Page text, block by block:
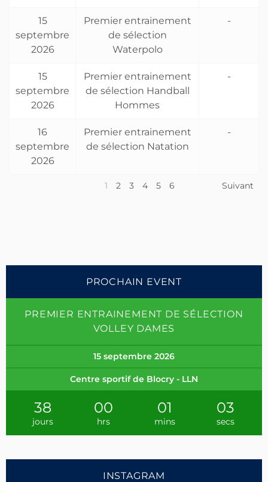
15
septembre
2026
Premier entrainement
de sélection
Waterpolo
-
15
septembre
2026
Premier entrainement
de sélection Handball
Hommes
-
16
septembre
2026
Premier entrainement
de sélection Natation
-
1 2 3 4 5 6 Suivant
PROCHAIN EVENT
PREMIER ENTRAINEMENT DE SÉLECTION
VOLLEY DAMES
15 septembre 2026
Centre sportif de Blocry - LLN
38
jours
00
hrs
01
mins
02
secs
INSTAGRAM